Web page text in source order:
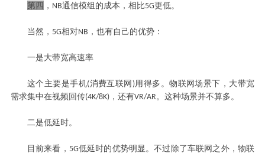
第四 ， NB通信模组的成本，相比5G更低。
当然， 5G相对NB ，也有自己的优势：
一是大带宽高速率
这个主要是手机(消费互联网 )用得多。物联网场景下，大带宽
需求集中在视频回传(4K/8K)，还有VR/AR。这种场景并不算多。
二是低延时。
目前来看， 5G低延时的优势明显。不过除了车联网之外，物联